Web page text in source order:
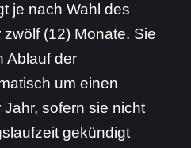
je nach Wahl des
(12) Monate. Sie
Ablauf der
um einen
sofern sie nicht
gekündigt